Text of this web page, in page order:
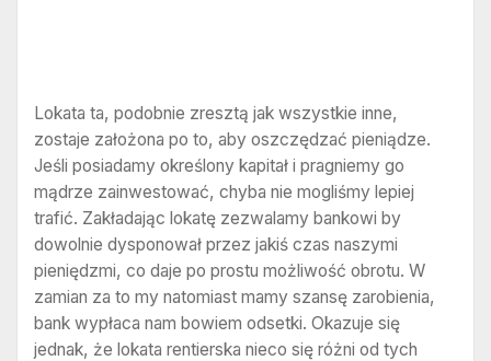
Lokata ta, podobnie zresztą jak wszystkie inne,
zostaje założona po to, aby oszczędzać pieniądze.
Jeśli posiadamy określony kapitał i pragniemy go
mądrze zainwestować, chyba nie mogliśmy lepiej
trafić. Zakładając lokatę zezwalamy bankowi by
dowolnie dysponował przez jakiś czas naszymi
pieniędzmi, co daje po prostu możliwość obrotu. W
zamian za to my natomiast mamy szansę zarobienia,
bank wypłaca nam bowiem odsetki. Okazuje się
jednak, że lokata rentierska nieco się różni od tych